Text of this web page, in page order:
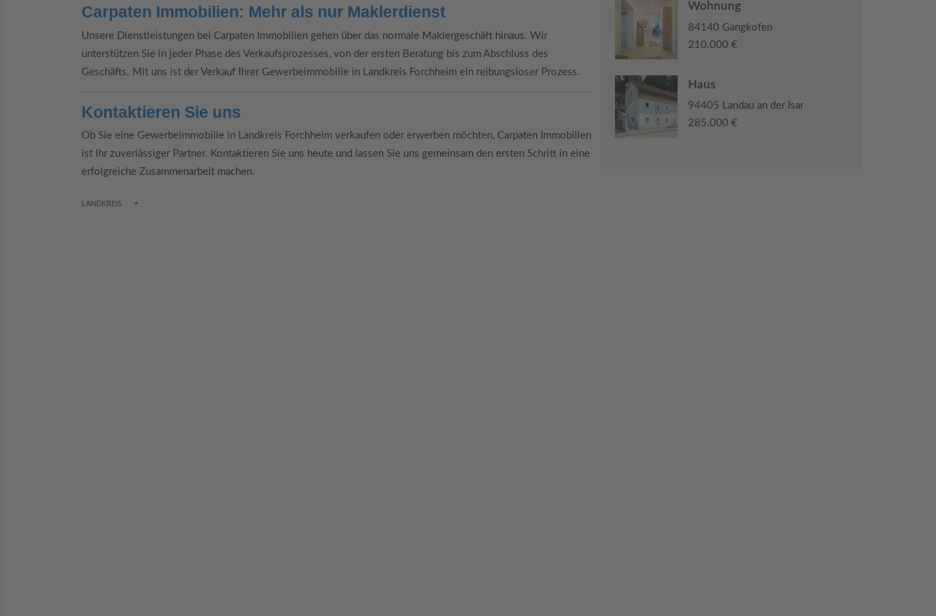
Carpaten Immobilien: Mehr als nur Maklerdienst
Unsere Dienstleistungen bei Carpaten Immobilien gehen über das normale Maklergeschäft hinaus. Wir
unterstützen Sie in jeder Phase des Verkaufsprozesses, von der ersten Beratung bis zum Abschluss des
Geschäfts. Mit uns ist der Verkauf Ihrer Gewerbeimmobilie in Landkreis Forchheim ein reibungsloser Prozess.
Kontaktieren Sie uns
Ob Sie eine Gewerbeimmobilie in Landkreis Forchheim verkaufen oder erwerben möchten, Carpaten Immobilien
ist Ihr zuverlässiger Partner. Kontaktieren Sie uns heute und lassen Sie uns gemeinsam den ersten Schritt in eine
erfolgreiche Zusammenarbeit machen.
LANDKREIS TOGGLE DROPDOWN
Wohnung
84140 Gangkofen
210.000 €
Haus
94405 Landau an der Isar
285.000 €